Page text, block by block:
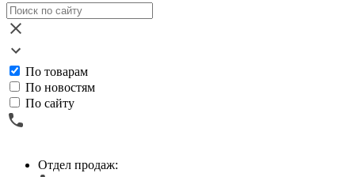
По товарам
По новостям
По сайту
Отдел продаж: